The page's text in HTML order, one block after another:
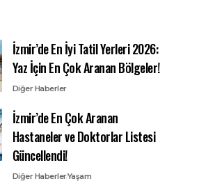
İzmir’de En İyi Tatil Yerleri 2026:
Yaz İçin En Çok Aranan Bölgeler!
Diğer Haberler
İzmir’de En Çok Aranan
Hastaneler ve Doktorlar Listesi
Güncellendi!
Diğer HaberlerYaşam